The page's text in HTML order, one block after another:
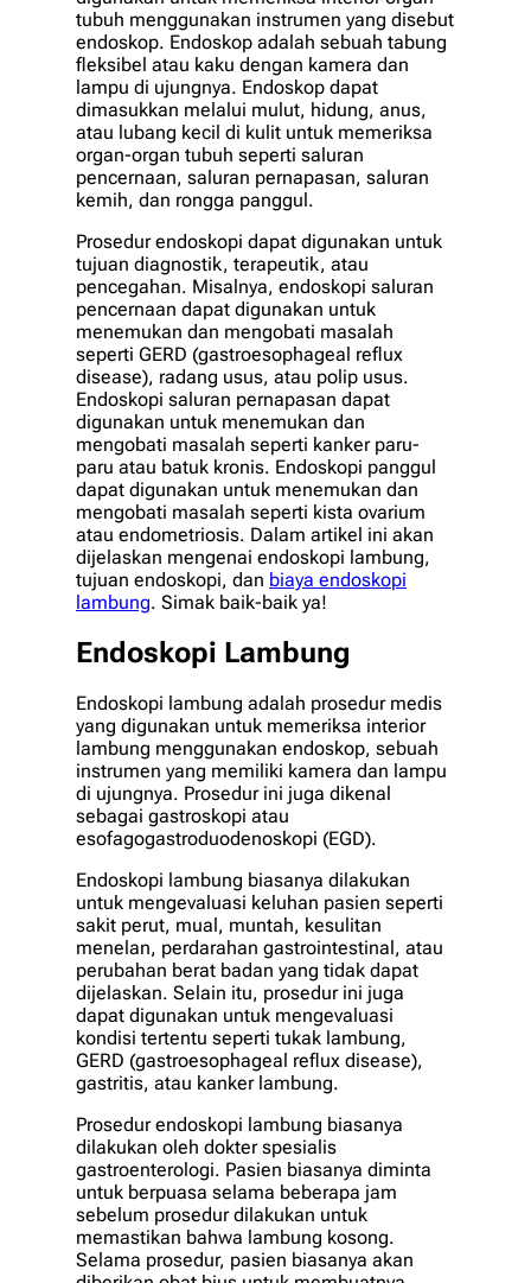
tubuh menggunakan instrumen yang disebut
endoskop. Endoskop adalah sebuah tabung
fleksibel atau kaku dengan kamera dan
lampu di ujungnya. Endoskop dapat
dimasukkan melalui mulut, hidung, anus,
atau lubang kecil di kulit untuk memeriksa
organ-organ tubuh seperti saluran
pencernaan, saluran pernapasan, saluran
kemih, dan rongga panggul.
Prosedur endoskopi dapat digunakan untuk
tujuan diagnostik, terapeutik, atau
pencegahan. Misalnya, endoskopi saluran
pencernaan dapat digunakan untuk
menemukan dan mengobati masalah
seperti GERD (gastroesophageal reflux
disease), radang usus, atau polip usus.
Endoskopi saluran pernapasan dapat
digunakan untuk menemukan dan
mengobati masalah seperti kanker paru-
paru atau batuk kronis. Endoskopi panggul
dapat digunakan untuk menemukan dan
mengobati masalah seperti kista ovarium
atau endometriosis. Dalam artikel ini akan
dijelaskan mengenai endoskopi lambung,
tujuan endoskopi, dan biaya endoskopi
lambung. Simak baik-baik ya!
Endoskopi Lambung
Endoskopi lambung adalah prosedur medis
yang digunakan untuk memeriksa interior
lambung menggunakan endoskop, sebuah
instrumen yang memiliki kamera dan lampu
di ujungnya. Prosedur ini juga dikenal
sebagai gastroskopi atau
esofagogastroduodenoskopi (EGD).
Endoskopi lambung biasanya dilakukan
untuk mengevaluasi keluhan pasien seperti
sakit perut, mual, muntah, kesulitan
menelan, perdarahan gastrointestinal, atau
perubahan berat badan yang tidak dapat
dijelaskan. Selain itu, prosedur ini juga
dapat digunakan untuk mengevaluasi
kondisi tertentu seperti tukak lambung,
GERD (gastroesophageal reflux disease),
gastritis, atau kanker lambung.
Prosedur endoskopi lambung biasanya
dilakukan oleh dokter spesialis
gastroenterologi. Pasien biasanya diminta
untuk berpuasa selama beberapa jam
sebelum prosedur dilakukan untuk
memastikan bahwa lambung kosong.
Selama prosedur, pasien biasanya akan